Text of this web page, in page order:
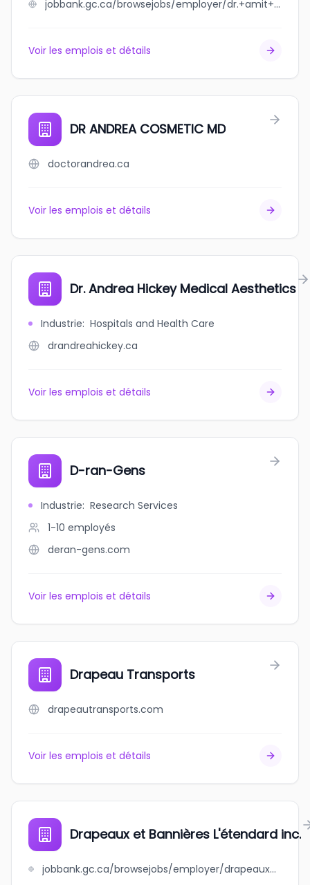
jobbank.gc.ca/browsejobs/employer/dr.+amit+chaudhry+corp/ca
Voir les emplois et détails
DR ANDREA COSMETIC MD
doctorandrea.ca
Voir les emplois et détails
Dr. Andrea Hickey Medical Aesthetics
Industrie: Hospitals and Health Care
drandreahickey.ca
Voir les emplois et détails
D-ran-Gens
Industrie: Research Services
1-10 employés
deran-gens.com
Voir les emplois et détails
Drapeau Transports
drapeautransports.com
Voir les emplois et détails
Drapeaux et Bannières L'étendard inc.
jobbank.gc.ca/browsejobs/employer/drapeaux+et+banni%C3%A8res+l%27%C3%A9tendard+inc./ca